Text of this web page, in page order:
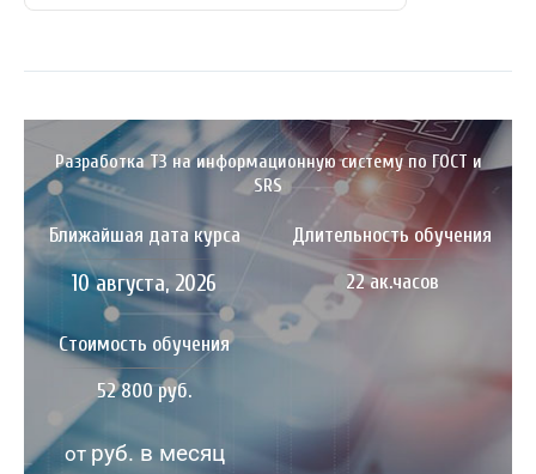
Разработка ТЗ на информационную систему по ГОСТ и
SRS
Ближайшая дата курса
10 августа, 2026
Длительность обучения
22 ак.часов
Стоимость обучения
52 800 руб.
от руб. в месяц